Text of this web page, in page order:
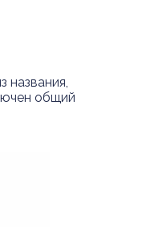
названия,
общий